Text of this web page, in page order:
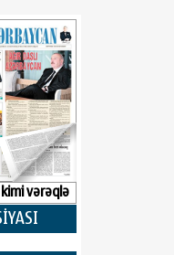
vərəqlə